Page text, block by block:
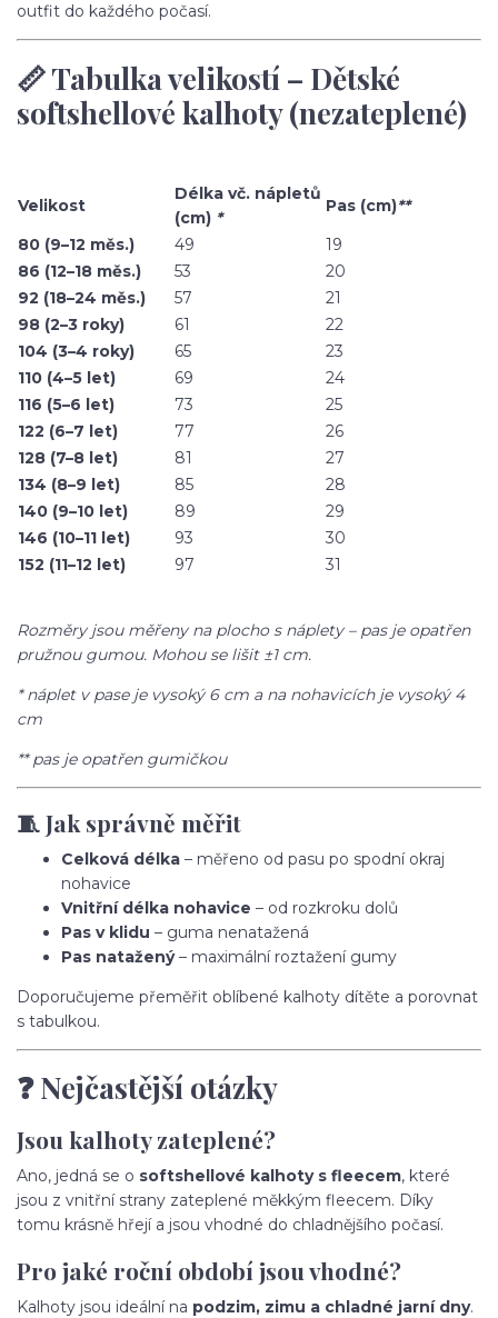
outfit do každého počasí.
📏 Tabulka velikostí – Dětské
softshellové kalhoty (nezateplené)
Velikost
Délka vč. nápletů
(cm) *
Pas (cm)**
80 (9–12 měs.)
49
19
86 (12–18 měs.)
53
20
92 (18–24 měs.)
57
21
98 (2–3 roky)
61
22
104 (3–4 roky)
65
23
110 (4–5 let)
69
24
116 (5–6 let)
73
25
122 (6–7 let)
77
26
128 (7–8 let)
81
27
134 (8–9 let)
85
28
140 (9–10 let)
89
29
146 (10–11 let)
93
30
152 (11–12 let)
97 31
Rozměry jsou měřeny na plocho s náplety – pas je opatřen
pružnou gumou. Mohou se lišit ±1 cm.
* náplet v pase je vysoký 6 cm a na nohavicích je vysoký 4
cm
** pas je opatřen gumičkou
🧵 Jak správně měřit
Celková délka – měřeno od pasu po spodní okraj
nohavice
Vnitřní délka nohavice – od rozkroku dolů
Pas v klidu – guma nenatažená
Pas natažený– maximální roztažení gumy
Doporučujeme přeměřit oblíbené kalhoty dítěte a porovnat
s tabulkou.
❓ Nejčastější otázky
Jsou kalhoty zateplené?
Ano, jedná se o softshellové kalhoty s fleecem, které
jsou z vnitřní strany zateplené měkkým fleecem. Díky
tomu krásně hřejí a jsou vhodné do chladnějšího počasí.
Pro jaké roční období jsou vhodné?
Kalhoty jsou ideální na podzim, zimu a chladné jarní dny.